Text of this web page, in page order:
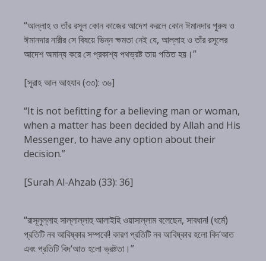
“আল্লাহ ও তাঁর রসূল কোন কাজের আদেশ করলে কোন ঈমানদার পুরুষ ও
ঈমানদার নারীর সে বিষয়ে ভিন্ন ক্ষমতা নেই যে, আল্লাহ ও তাঁর রসূলের
আদেশ অমান্য করে সে প্রকাশ্য পথভ্রষ্ট তায় পতিত হয়।”
[সূরাহ আল আহযাব (৩৩): ৩৬]
“It is not befitting for a believing man or woman,
when a matter has been decided by Allah and His
Messenger, to have any option about their
decision.”
[Surah Al-Ahzab (33): 36]
“রাসূলুল্লাহ সাল্লাল্লাহু আলাইহি ওয়াসাল্লাম বলেছেন, সাবধান! (ধর্মে)
প্রতিটি নব আবিষ্কার সম্পর্কে! কারণ প্রতিটি নব আবিষ্কার হলো বিদ‘আত
এবং প্রতিটি বিদ‘আত হলো ভ্রষ্টতা।”